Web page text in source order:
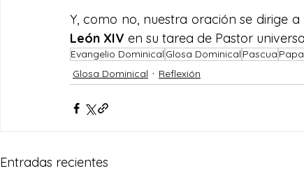
Y, como no, nuestra oración se dirige
León XIV en su tarea de Pastor
Evangelio Dominical Glosa Dominical Pascua
Glosa Dominical
Reflexión
Entradas recientes